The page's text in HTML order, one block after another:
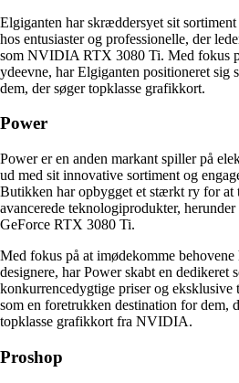
Elgiganten har skræddersyet sit
hos entusiaster og professionelle, der
som NVIDIA RTX 3080 Ti. Med fokus
ydeevne, har Elgiganten positioneret sig
dem, der søger topklasse grafikkort.
Power
Power er en anden markant spiller på
ud med sit innovative sortiment og
Butikken har opbygget et stærkt ry for at
avancerede teknologiprodukter,
GeForce RTX 3080 Ti.
Med fokus på at imødekomme behovene
designere, har Power skabt en
konkurrencedygtige priser og eksklusive
som en foretrukken destination for dem,
topklasse grafikkort fra NVIDIA.
Proshop